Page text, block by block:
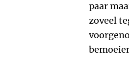
paar
zoveel